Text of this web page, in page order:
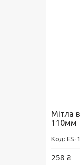
Мітла
110мм
ES-
258 ₴